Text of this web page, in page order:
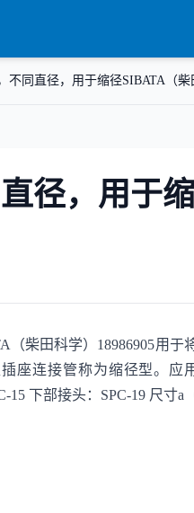
不同直径，用于缩径SIBATA（柴
径，用于
（柴田科学）18986905用
座连接管称为缩径型。应
15 下部接头：SPC-19 尺寸a